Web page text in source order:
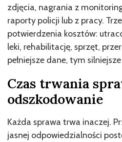
zdjęcia, nagrania z
raporty policji lub z pracy.
potwierdzenia kosztów:
leki, rehabilitację, sprzęt,
pełniejsze dane, tym
Czas trwania
odszkodowanie
Każda sprawa trwa inaczej.
jasnej odpowiedzialności